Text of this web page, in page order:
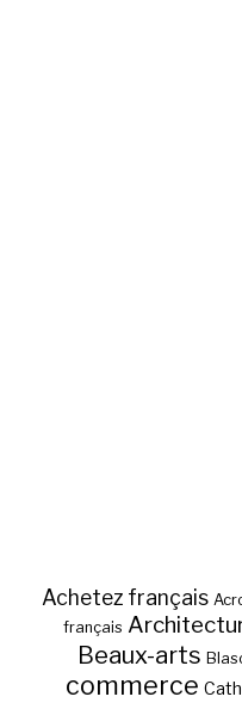
Achetez français
français
Beaux-arts
commerce